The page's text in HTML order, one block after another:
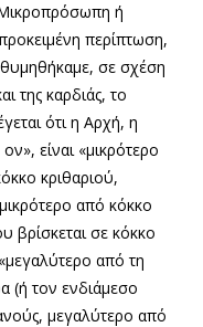
ή
περίπτωση,
θυμηθήκαμε, σε σχέση
της καρδιάς, το
ότι η Αρχή, η
είναι «μικρότερο
κριθαριού,
από κόκκο
βρίσκεται σε κόκκο
από τη
(ή τον ενδιάμεσο
μεγαλύτερο από